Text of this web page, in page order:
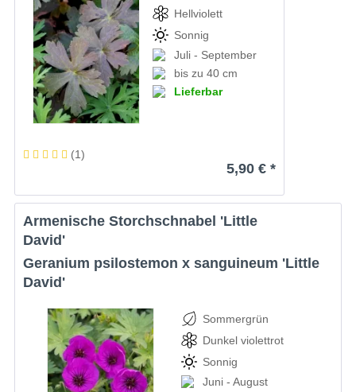
Hellviolett
Sonnig
Juli - September
bis zu 40 cm
Lieferbar
(1)
5,90 € *
Armenische Storchschnabel 'Little
David'
Geranium psilostemon x sanguineum 'Little
David'
Sommergrün
Dunkel violettrot
Sonnig
Juni - August